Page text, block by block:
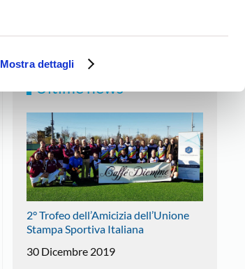
Mostra dettagli
Ultime news
2° Trofeo dell’Amicizia dell’Unione
Stampa Sportiva Italiana
30 Dicembre 2019